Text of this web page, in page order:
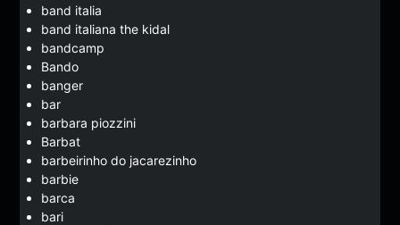
band italia
band italiana the kidal
bandcamp
Bando
banger
bar
barbara piozzini
Barbat
barbeirinho do jacarezinho
barbie
barca
bari